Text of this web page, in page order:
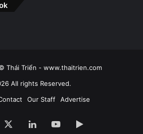
Thái Triển - www.thaitrien.com
All rights Reserved.
Our Staff Advertise
LinkedInYouTubeGoogle